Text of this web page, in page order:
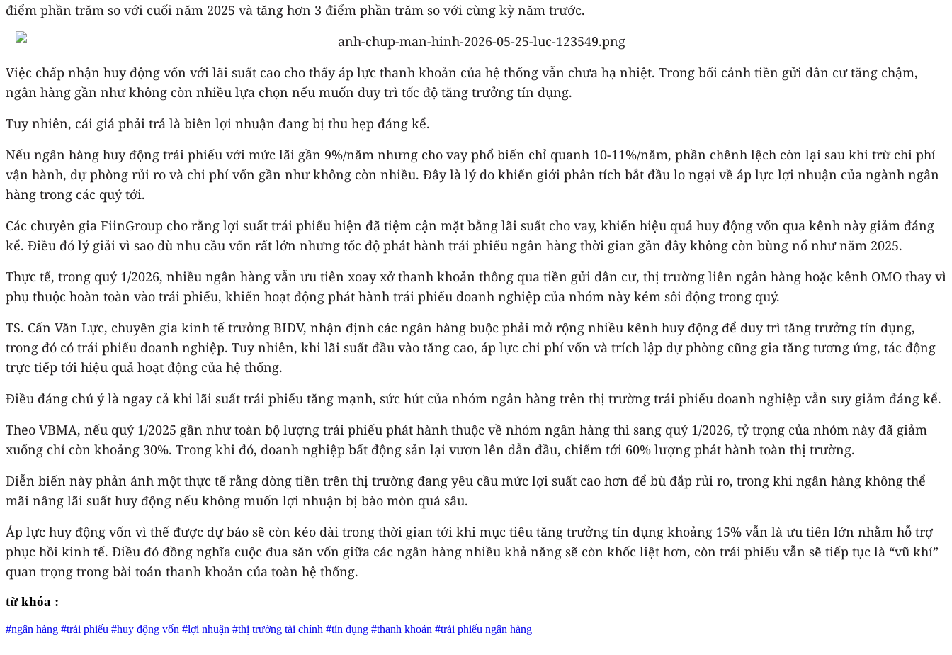
điểm phần trăm so với cuối năm 2025 và tăng hơn 3 điểm phần trăm so với cùng kỳ năm trước.
Việc chấp nhận huy động vốn với lãi suất cao cho thấy áp lực thanh khoản của hệ thống vẫn chưa hạ nhiệt. Trong bối cảnh tiền gửi dân cư tăng chậm,
ngân hàng gần như không còn nhiều lựa chọn nếu muốn duy trì tốc độ tăng trưởng tín dụng.
Tuy nhiên, cái giá phải trả là biên lợi nhuận đang bị thu hẹp đáng kể.
Nếu ngân hàng huy động trái phiếu với mức lãi gần 9%/năm nhưng cho vay phổ biến chỉ quanh 10-11%/năm, phần chênh lệch còn lại sau khi trừ chi phí
vận hành, dự phòng rủi ro và chi phí vốn gần như không còn nhiều. Đây là lý do khiến giới phân tích bắt đầu lo ngại về áp lực lợi nhuận của ngành ngân
hàng trong các quý tới.
Các chuyên gia FiinGroup cho rằng lợi suất trái phiếu hiện đã tiệm cận mặt bằng lãi suất cho vay, khiến hiệu quả huy động vốn qua kênh này giảm đáng
kể. Điều đó lý giải vì sao dù nhu cầu vốn rất lớn nhưng tốc độ phát hành trái phiếu ngân hàng thời gian gần đây không còn bùng nổ như năm 2025.
Thực tế, trong quý 1/2026, nhiều ngân hàng vẫn ưu tiên xoay xở thanh khoản thông qua tiền gửi dân cư, thị trường liên ngân hàng hoặc kênh OMO thay vì
phụ thuộc hoàn toàn vào trái phiếu, khiến hoạt động phát hành trái phiếu doanh nghiệp của nhóm này kém sôi động trong quý.
TS. Cấn Văn Lực, chuyên gia kinh tế trưởng BIDV, nhận định các ngân hàng buộc phải mở rộng nhiều kênh huy động để duy trì tăng trưởng tín dụng,
trong đó có trái phiếu doanh nghiệp. Tuy nhiên, khi lãi suất đầu vào tăng cao, áp lực chi phí vốn và trích lập dự phòng cũng gia tăng tương ứng, tác động
trực tiếp tới hiệu quả hoạt động của hệ thống.
Điều đáng chú ý là ngay cả khi lãi suất trái phiếu tăng mạnh, sức hút của nhóm ngân hàng trên thị trường trái phiếu doanh nghiệp vẫn suy giảm đáng kể.
Theo VBMA, nếu quý 1/2025 gần như toàn bộ lượng trái phiếu phát hành thuộc về nhóm ngân hàng thì sang quý 1/2026, tỷ trọng của nhóm này đã giảm
xuống chỉ còn khoảng 30%. Trong khi đó, doanh nghiệp bất động sản lại vươn lên dẫn đầu, chiếm tới 60% lượng phát hành toàn thị trường.
Diễn biến này phản ánh một thực tế rằng dòng tiền trên thị trường đang yêu cầu mức lợi suất cao hơn để bù đắp rủi ro, trong khi ngân hàng không thể
mãi nâng lãi suất huy động nếu không muốn lợi nhuận bị bào mòn quá sâu.
Áp lực huy động vốn vì thế được dự báo sẽ còn kéo dài trong thời gian tới khi mục tiêu tăng trưởng tín dụng khoảng 15% vẫn là ưu tiên lớn nhằm hỗ trợ
phục hồi kinh tế. Điều đó đồng nghĩa cuộc đua săn vốn giữa các ngân hàng nhiều khả năng sẽ còn khốc liệt hơn, còn trái phiếu vẫn sẽ tiếp tục là “vũ khí”
quan trọng trong bài toán thanh khoản của toàn hệ thống.
từ khóa :
#ngân hàng #trái phiếu #huy động vốn #lợi nhuận #thị trường tài chính #tín dụng #thanh khoản #trái phiếu ngân hàng